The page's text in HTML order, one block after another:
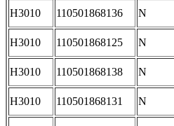
H3010 110501868136 N
H3010 110501868125 N
H3010 110501868138 N
H3010 110501868131 N